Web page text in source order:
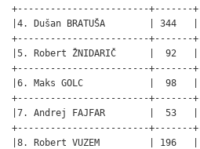
+------------------------+-------
|4. Dušan BRATUŠA        | 344
+------------------------+-------
|5. Robert ŽNIDARIČ      |  92   |
+------------------------+-------
|6. Maks GOLC            |  98   |
+------------------------+-------
|7. Andrej FAJFAR        |  53
+------------------------+-------
|8. Robert VUZEM         | 196   |